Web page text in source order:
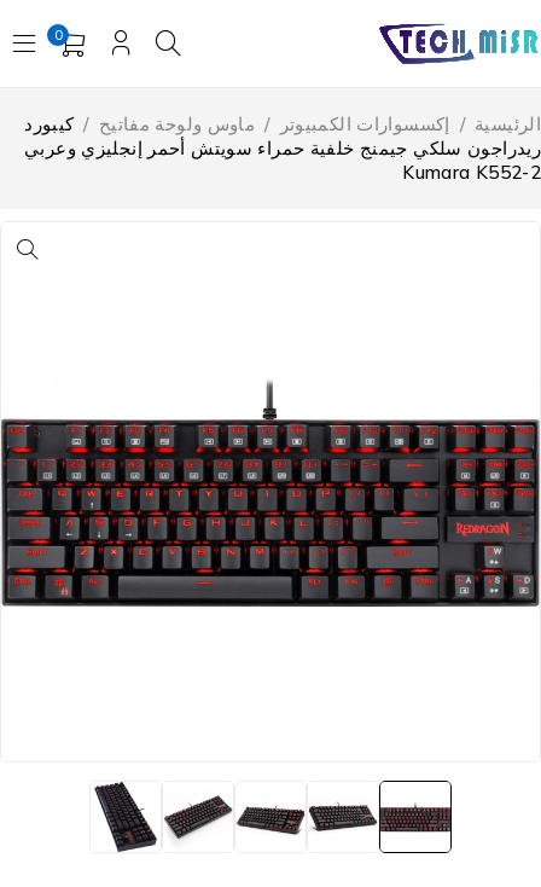
0
/ إكسسوارات الكمبيوتر ماوس ولوحة مفاتيح
كيبورد
سلكي جيمنج خلفية حمراء سويتش أحمر إنجليزي وعربي
Kumara K552-